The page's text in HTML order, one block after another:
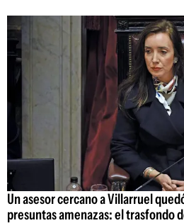
Un asesor cercano a Villarruel
presuntas amenazas: el trasfondo